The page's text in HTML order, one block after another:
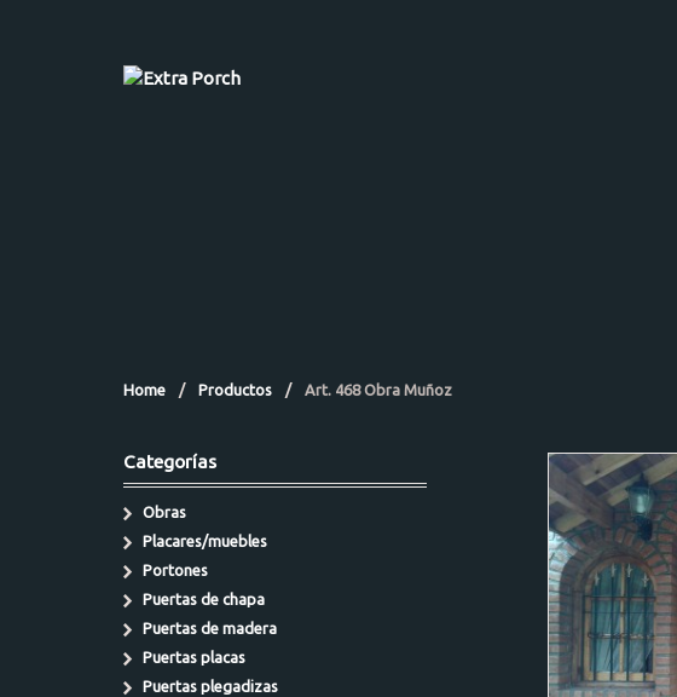
Home / Productos / Art. 468 Obra Muñoz
Categorías
Obras
Placares/muebles
Portones
Puertas de chapa
Puertas de madera
Puertas placas
Puertas plegadizas